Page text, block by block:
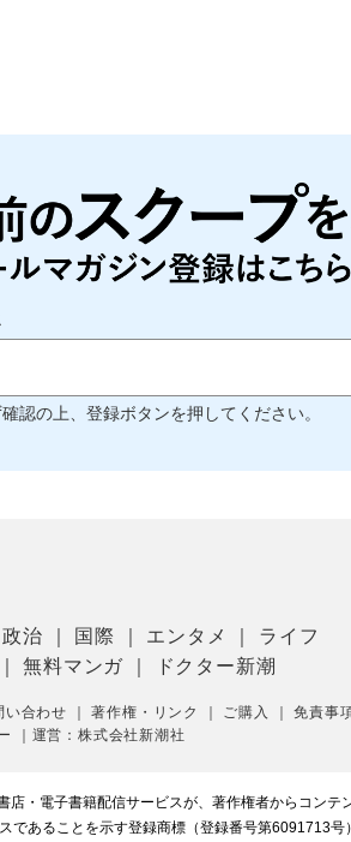
認の上、登録ボタンを押してください。
政治 国際 エンタメ
ライフ
｜無料マンガ ドクター新潮
い合わせ ｜著作権・リンク ご購入 ｜免責事
運営：株式会社新潮社
店・電子書籍配信サービスが、著作権者からコンテ
であることを示す登録商標（登録番号第6091713号